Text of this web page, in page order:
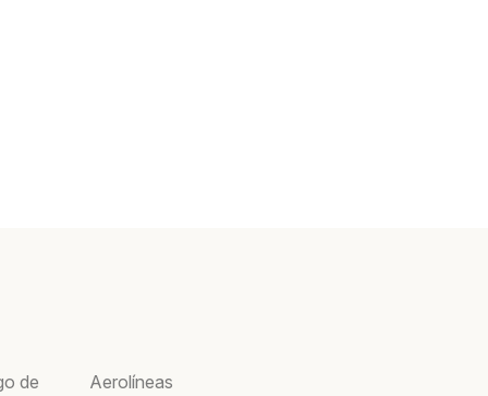
de
Aerolíneas